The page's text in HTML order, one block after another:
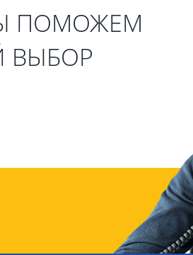
ПОМОЖЕМ
ВЫБОР